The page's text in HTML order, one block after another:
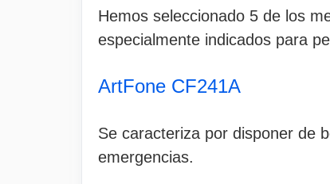
Hemos seleccionado 5 de los
especialmente indicados para
ArtFone CF241A
Se caracteriza por disponer de
emergencias.